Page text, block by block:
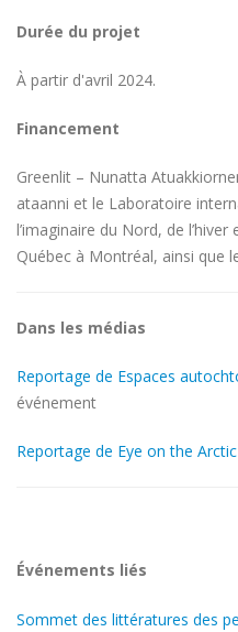
Durée du projet
À partir d'avril 2024.
Financement
Greenlit – Nunatta
ataanni et le Laboratoire
l’imaginaire du Nord, de l’hiver
Québec à Montréal, ainsi que
Dans les médias
Reportage de Espaces
événement
Reportage de Eye on the Arctic
Événements liés
Sommet des littératures des